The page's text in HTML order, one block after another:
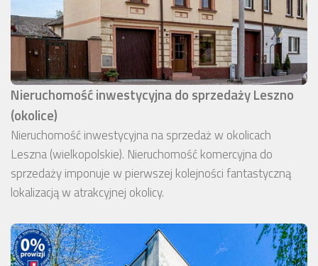
Nieruchomość inwestycyjna do sprzedaży Leszno
(okolice)
Nieruchomość inwestycyjna na sprzedaż w okolicach
Leszna (wielkopolskie). Nieruchomość komercyjna do
sprzedaży imponuje w pierwszej kolejności fantastyczną
lokalizacją w atrakcyjnej okolicy.